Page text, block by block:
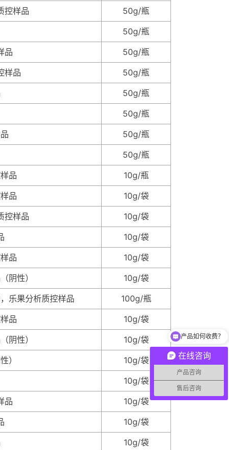
控样品
50g/瓶
50g/瓶
品
50g/瓶
样品
50g/瓶
50g/瓶
50g/瓶
50g/瓶
50g/瓶
品
10g/瓶
品
10g/袋
控样品
10g/袋
10g/袋
品
10g/袋
阴性）
10g/袋
乐果分析质控样品
100g/瓶
品
10g/袋
阴性）
10g/袋
）
10g/袋
10g/袋
品
10g/袋
10g/袋
10g/袋
在线咨询
产品咨询
售后咨询
你们的联系方式？